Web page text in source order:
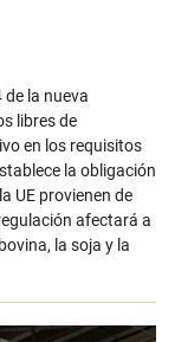
de la nueva
libres de
en los requisitos
la obligación
UE provienen de
afectará a
la soja y la